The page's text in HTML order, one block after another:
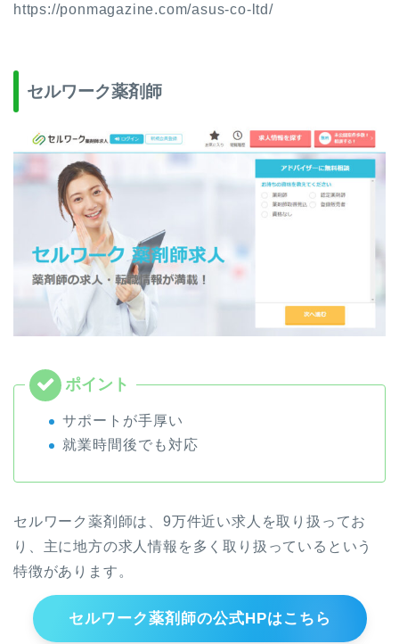
https://ponmagazine.com/asus-co-ltd/
セルワーク薬剤師
サポートが手厚い
就業時間後でも対応
セルワーク薬剤師は、9万件近い求人を取り扱ってお
り、主に地方の求人情報を多く取り扱っているという
特徴があります。
セルワーク薬剤師の公式HPはこちら